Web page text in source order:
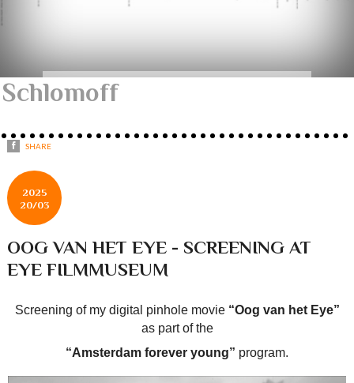
Schlomoff
SHARE
2025
20/03
OOG VAN HET EYE - SCREENING AT
EYE FILMMUSEUM
Screening of my digital pinhole movie “Oog van het Eye”
as part of the
“Amsterdam forever young” program.